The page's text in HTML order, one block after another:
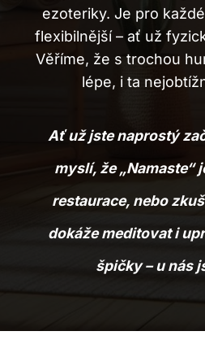
ezoteriky. Je pro
flexibilnější – ať už
Věříme, že s trochou
lépe, i ta
Ať už jste naprostý
myslí, že „Namaste“
restaurace, nebo
dokáže meditovat i
špičky – u nás